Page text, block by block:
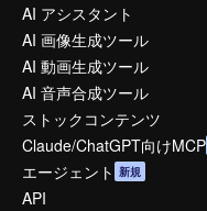
AI アシスタント
AI 画像生成ツール
AI 動画生成ツール
AI 音声合成ツール
ストックコンテンツ
Claude/ChatGPT向けMCP
エージェント 新規
API